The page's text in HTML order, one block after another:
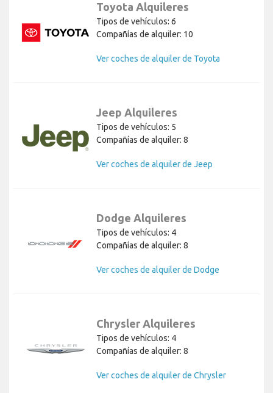
Toyota Alquileres
Tipos de vehículos: 6
Compañías de alquiler: 10
Ver coches de alquiler de Toyota
Jeep Alquileres
Tipos de vehículos: 5
Compañías de alquiler: 8
Ver coches de alquiler de Jeep
Dodge Alquileres
Tipos de vehículos: 4
Compañías de alquiler: 8
Ver coches de alquiler de Dodge
Chrysler Alquileres
Tipos de vehículos: 4
Compañías de alquiler: 8
Ver coches de alquiler de Chrysler